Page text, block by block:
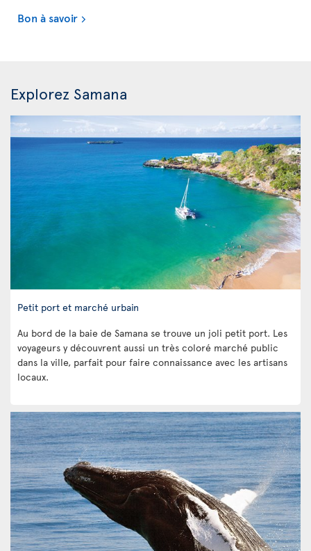
Bon à savoir
Explorez Samana
Petit port et marché urbain
Au bord de la baie de Samana se trouve un joli petit port. Les
voyageurs y découvrent aussi un très coloré marché public
dans la ville, parfait pour faire connaissance avec les artisans
locaux.